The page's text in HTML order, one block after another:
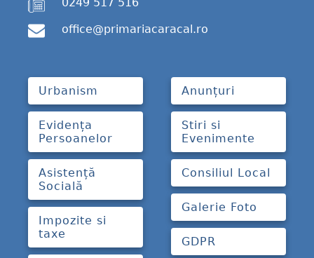
office@primariacaracal.ro
Urbanism
Evidența
Persoanelor
Asistență
Socială
Impozite si
taxe
Anunțuri
Stiri si
Evenimente
Consiliul Local
Galerie Foto
GDPR